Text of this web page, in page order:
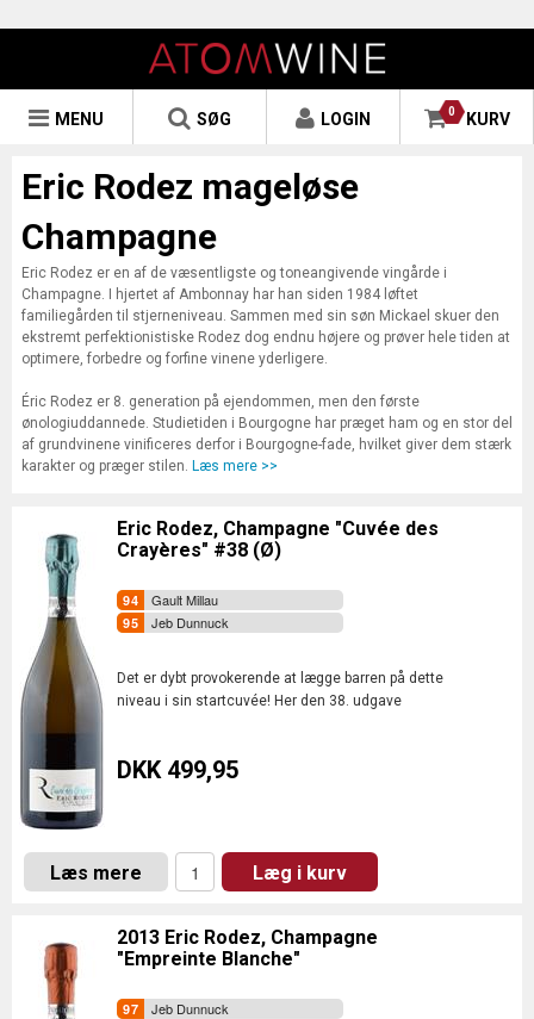
0 KURV
LOGIN
SØG
MENU
Eric Rodez mageløse
Champagne
Eric Rodez er en af de væsentligste og toneangivende vingårde i
Champagne. I hjertet af Ambonnay har han siden 1984 løftet
familiegården til stjerneniveau. Sammen med sin søn Mickael skuer den
ekstremt perfektionistiske Rodez dog endnu højere og prøver hele tiden at
optimere, forbedre og forfine vinene yderligere.
Éric Rodez er 8. generation på ejendommen, men den første
ønologiuddannede. Studietiden i Bourgogne har præget ham og en stor del
af grundvinene vinificeres derfor i Bourgogne-fade, hvilket giver dem stærk
karakter og præger stilen. Læs mere >>
Eric Rodez, Champagne "Cuvée des
Crayères" #38 (Ø)
Gault Millau
Jeb Dunnuck
Det er dybt provokerende at lægge barren på dette
niveau i sin startcuvée! Her den 38. udgave
DKK 499,95
Læs mere Læg i kurv
2013 Eric Rodez, Champagne
"Empreinte Blanche"
Jeb Dunnuck